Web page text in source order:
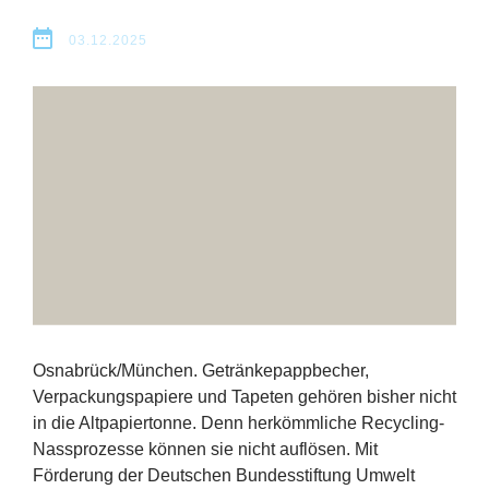
03.12.2025
Osnabrück/​München. Getränkepappbecher,
Verpackungspapiere und Tapeten gehören bisher nicht
in die Altpapiertonne. Denn herkömmliche Recycling-
Nassprozesse können sie nicht auflösen. Mit
Förderung der Deutschen Bundesstiftung Umwelt